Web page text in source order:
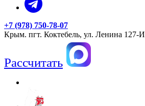
+7 (978) 750-78-07
Крым. пгт. Коктебель, ул. Ленина 127-И
Рассчитать